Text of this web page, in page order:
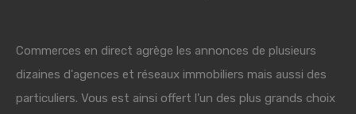
Commerces en direct agrège les annonces de plusieurs
dizaines d'agences et réseaux immobiliers mais aussi des
particuliers. Vous est ainsi offert l'un des plus grands choix